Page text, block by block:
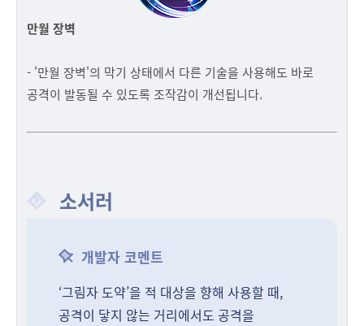
만월 장벽
- '만월 장벽'의 막기 상태에서 다른 기술을 사용해도 바로
공격이 발동될 수 있도록 조작감이 개선됩니다.
소서러
개발자 코멘트
‘그림자 도약’을 적 대상을 향해 사용할 때,
공격이 닿지 않는 거리에서도 공격을